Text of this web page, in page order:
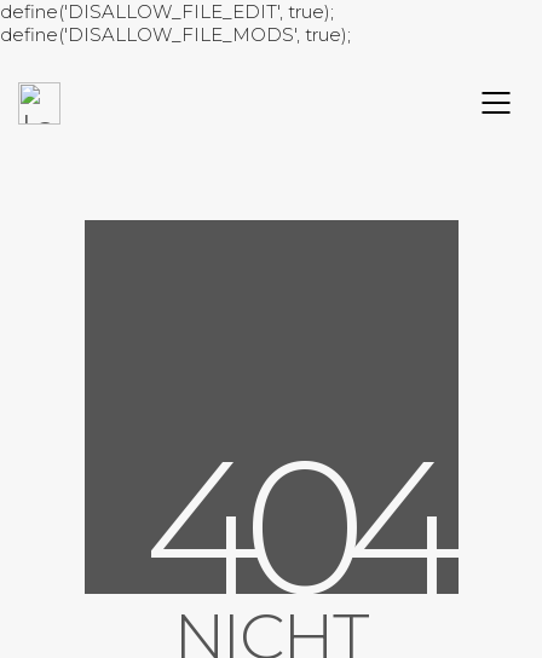
define('DISALLOW_FILE_EDIT', true);
define('DISALLOW_FILE_MODS', true);
404
NICHT